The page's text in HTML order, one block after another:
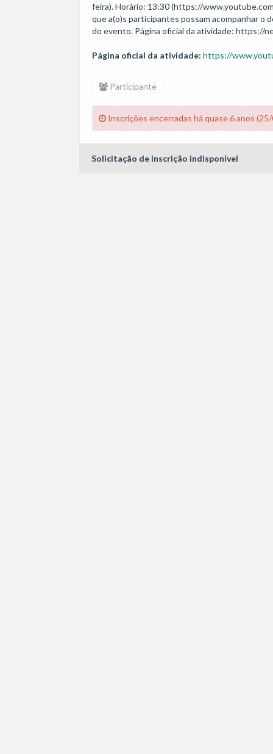
feira). Horário: 13:30 (https://
que a(o)s participantes possam acompanhar o
do evento. Página oficial da atividade: https://
Página oficial da atividade: https://
Participante
Inscrições encerradas há quase 6 anos
Solicitação de inscrição indisponível